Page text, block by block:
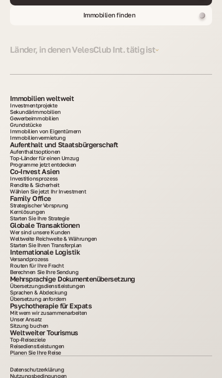
Immobilien finden
Länder, in denen VelesClub Int. tätig ist
Immobilien weltweit
Investmentprojekte
Sekundärimmobilien
Gewerbeimmobilien
Grundstücke
Immobilien von Eigentümern
Immobilienvermietung
Aufenthalt und Staatsbürgerschaft
Aufenthaltsoptionen
Top-Länder für einen Umzug
Programme jetzt entdecken
Co-Invest Asien
Investitionsprozess
Rendite & Sicherheit
Wählen Sie jetzt Ihr Investment
Family Office
Strategischer Vorsprung
Kernlösungen
Starten Sie Ihre Strategie
Globale Transaktionen
Wer sind unsere Kunden
Weltweite Reichweite & Währungen
Starten Sie Ihren Transferplan
Internationale Logistik
Versandprozess
Routen für Ihre Fracht
Berechnen Sie Ihre Sendung
Mehrsprachige Dokumentenübersetzung
Übersetzungsdienstleistungen
Sprachen & Abdeckung
Übersetzung anfordern
Psychotherapie für Expats
Mit wem wir zusammenarbeiten
Unser Ansatz
Sitzung buchen
Weltweiter Tourismus
Top-Reiseziele
Reisedienstleistungen
Planen Sie Ihre Reise
Datenschutzerklärung
Nutzungsbedingungen